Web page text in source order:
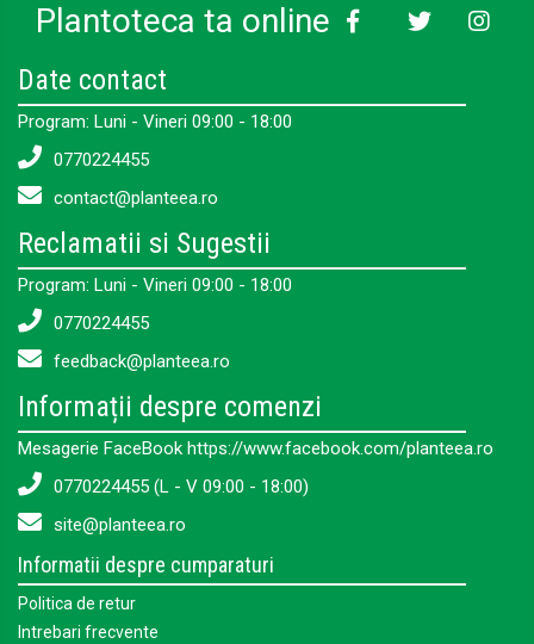
Plantoteca ta online
Date contact
Program: Luni - Vineri 09:00 - 18:00
0770224455
contact@planteea.ro
Reclamatii si Sugestii
Program: Luni - Vineri 09:00 - 18:00
0770224455
feedback@planteea.ro
Informații despre comenzi
Mesagerie FaceBook https://www.facebook.com/planteea.ro
0770224455 (L - V 09:00 - 18:00)
site@planteea.ro
Informatii despre cumparaturi
Politica de retur
Intrebari frecvente